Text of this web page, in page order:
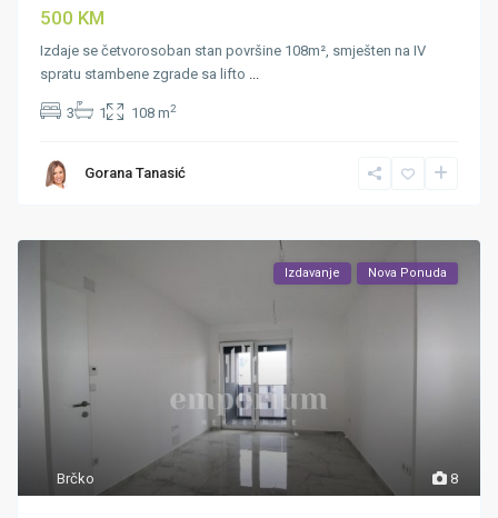
500 KM
Izdaje se četvorosoban stan površine 108m², smješten na IV
spratu stambene zgrade sa lifto ...
3 1 108 m2
Gorana Tanasić
8
Brčko
Izdavanje Nova Ponuda